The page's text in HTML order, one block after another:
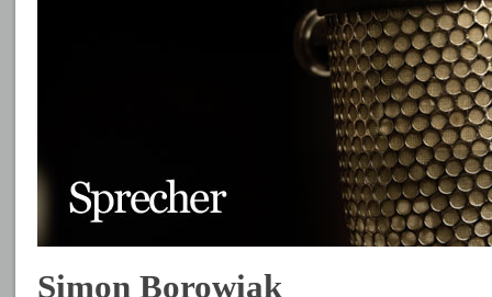
Simon Borowiak